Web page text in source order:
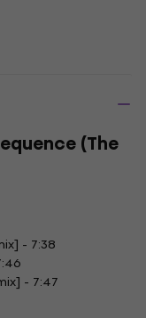
(The
- 7:38
- 7:47